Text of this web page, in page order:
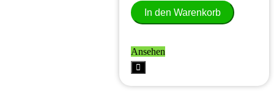
In den Warenkorb
Ansehen